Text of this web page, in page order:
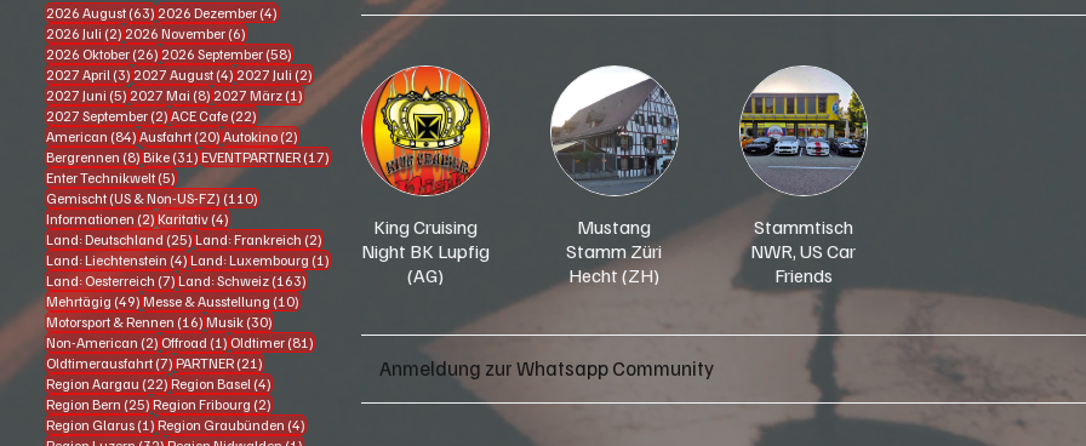
2026 August (63)63 Beiträge
2026 Dezember (4)4 Beiträge
2026 Juli (2)2 Beiträge
2026 November (6)6 Beiträge
2026 Oktober (26)26 Beiträge
2026 September (58)58 Beiträge
2027 April (3)3 Beiträge
2027 August (4)4 Beiträge
2027 Juli (2)2 Beiträge
2027 Juni (5)5 Beiträge
2027 Mai (8)8 Beiträge
2027 März (1)1 Beitrag
2027 September (2)2 Beiträge
ACE Cafe (22)22 Beiträge
American (84)84 Beiträge
Ausfahrt (20)20 Beiträge
Autokino (2)2 Beiträge
Bergrennen (8)8 Beiträge
Bike (31)31 Beiträge
EVENTPARTNER (17)17 Beiträge
Enter Technikwelt (5)5 Beiträge
Gemischt (US & Non-US-FZ) (110)110 Beiträge
Informationen (2)2 Beiträge
Karitativ (4)4 Beiträge
Land: Deutschland (25)25 Beiträge
Land: Frankreich (2)2 Beiträge
Land: Liechtenstein (4)4 Beiträge
Land: Luxembourg (1)1 Beitrag
Land: Oesterreich (7)7 Beiträge
Land: Schweiz (163)163 Beiträge
Mehrtägig (49)49 Beiträge
Messe & Ausstellung (10)10 Beiträge
Motorsport & Rennen (16)16 Beiträge
Musik (30)30 Beiträge
Non-American (2)2 Beiträge
Offroad (1)1 Beitrag
Oldtimer (81)81 Beiträge
Oldtimerausfahrt (7)7 Beiträge
PARTNER (21)21 Beiträge
Region Aargau (22)22 Beiträge
Region Basel (4)4 Beiträge
Region Bern (25)25 Beiträge
Region Fribourg (2)2 Beiträge
Region Glarus (1)1 Beitrag
Region Graubünden (4)4 Beiträge
King Cruising
Night BK Lupfig
(AG)
Mustang
Stamm Züri
Hecht (ZH)
Stammtisch
NWR, US Car
Friends
Nordwestschweiz
Anmeldung zur Whatsapp Community